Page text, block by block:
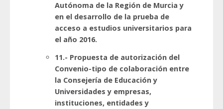
Autónoma de la Región de Murcia y
en el desarrollo de la prueba de
acceso a estudios universitarios para
el año 2016.
11.- Propuesta de autorización del
Convenio-tipo de colaboración entre
la Consejería de Educación y
Universidades y empresas,
instituciones, entidades y